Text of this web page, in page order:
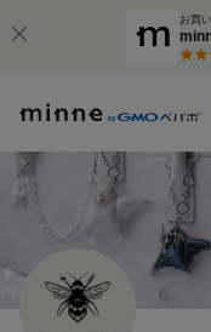
お買